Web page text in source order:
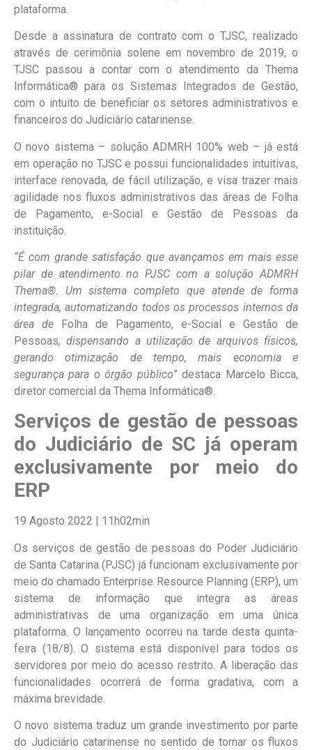
plataforma.
Desde a assinatura de contrato com o TJSC, realizado
através de cerimônia solene em novembro de 2019, o
TJSC passou a contar com o atendimento da Thema
Informática® para os Sistemas Integrados de Gestão,
com o intuito de beneficiar os setores administrativos e
financeiros do Judiciário catarinense.
O novo sistema – solução ADMRH 100% web – já está
em operação no TJSC e possui funcionalidades intuitivas,
interface renovada, de fácil utilização, e visa trazer mais
agilidade nos fluxos administrativos das áreas de Folha
de Pagamento, e-Social e Gestão de Pessoas da
instituição.
“É com grande satisfação que avançamos em mais esse
pilar de atendimento no PJSC com a solução ADMRH
Thema®. Um sistema completo que atende de forma
integrada, automatizando todos os processos internos da
área de Folha de Pagamento, e-Social e Gestão de
Pessoas, dispensando a utilização de arquivos físicos,
gerando otimização de tempo, mais economia e
segurança para o órgão público” destaca Marcelo Bicca,
diretor comercial da Thema Informática®.
Serviços de gestão de pessoas
do Judiciário de SC já operam
exclusivamente por meio do
ERP
19 Agosto 2022 | 11h02min
Os serviços de gestão de pessoas do Poder Judiciário
de Santa Catarina (PJSC) já funcionam exclusivamente por
meio do chamado Enterprise Resource Planning (ERP), um
sistema de informação que integra as áreas
administrativas de uma organização em uma única
plataforma. O lançamento ocorreu na tarde desta quinta-
feira (18/8). O sistema está disponível para todos os
servidores por meio do acesso restrito. A liberação das
funcionalidades ocorrerá de forma gradativa, com a
máxima brevidade.
O novo sistema traduz um grande investimento por parte
do Judiciário catarinense no sentido de tornar os fluxos